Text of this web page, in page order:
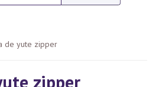
de yute zipper
zipper